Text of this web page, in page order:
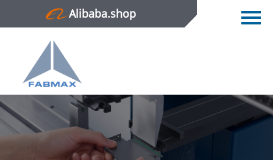
Alibaba.shop
Главная
Продукция
Новости
О нас
Контактная информация